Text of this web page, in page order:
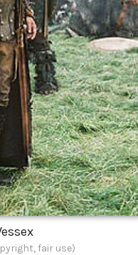
fair use)